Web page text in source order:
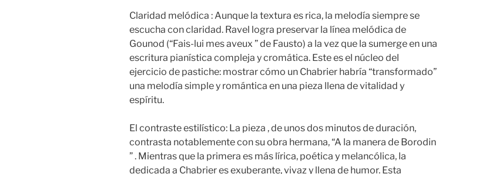
Claridad melódica : Aunque la textura es rica, la melodía siempre se
escucha con claridad. Ravel logra preservar la línea melódica de
Gounod (“Fais-lui mes aveux ” de Fausto) a la vez que la sumerge en una
escritura pianística compleja y cromática. Este es el núcleo del
ejercicio de pastiche: mostrar cómo un Chabrier habría “transformado”
una melodía simple y romántica en una pieza llena de vitalidad y
espíritu.
El contraste estilístico: La pieza , de unos dos minutos de duración,
contrasta notablemente con su obra hermana, “A la manera de Borodin
” . Mientras que la primera es más lírica, poética y melancólica, la
dedicada a Chabrier es exuberante, vivaz y llena de humor. Esta